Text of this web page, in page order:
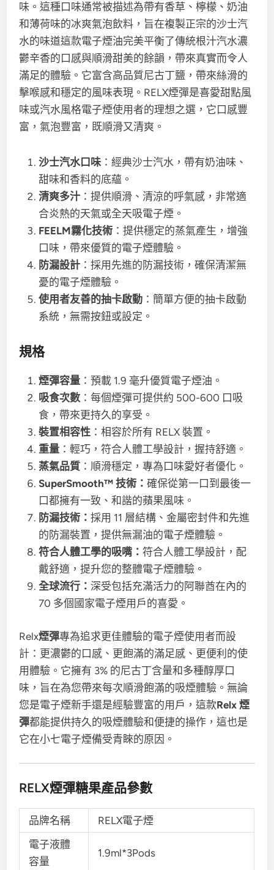
味。這種口味通常被描述為帶有香草、檸檬、奶油
和薄荷味的冰爽氣泡飲料，旨在複製正宗的沙士汽
水的味道這款電子煙油完美平衡了傳統根汁汽水濃
鬱辛香的口感與順滑甜美的餘韻，帶來真實而令人
滿足的體驗。它富含高品質尼古丁鹽，帶來絲滑的
擊喉感和穩定的風味表現。RELX煙彈是喜愛甜點風
味或汽水風格電子煙使用者的理想之選，它口感豐
富，氣泡豐富，既順滑又清爽。
沙士汽水口味 ：經典沙士汽水，帶有奶油味、
甜味和香料的底蘊。
清爽多汁 ：提供順滑、清涼的呼氣感，非常適
合炎熱的天氣或全天吸電子煙。
FEELM霧化技術 ：提供穩定的蒸氣產生，增強
口味，帶來優質的電子煙體驗。
防漏設計 ：採用先進的防漏技術，確保清潔無
憂的電子煙體驗。
使用者友善的抽卡啟動 ：簡單方便的抽卡啟動
系統，無需按鈕或設定。
規格
煙彈容量 ：預載 1.9 毫升優質電子煙油。
吸食次數 ：每個煙彈可提供約 500-600 口吸
食，帶來更持久的享受。
裝置相容性 ：相容於所有 RELX 裝置。
重量 ：輕巧，符合人體工學設計，握持舒適。
蒸氣品質 ：順滑穩定，專為口味愛好者優化。
SuperSmooth™ 技術：確保從第一口到最後一
口都擁有一致、和諧的蘋果風味。
防漏技術：採用 11 層結構、金屬密封件和先進
的防漏裝置，提供無漏油的電子煙體驗。
符合人體工學的吸嘴：符合人體工學設計，配
戴舒適，提升您的整體電子煙體驗。
全球流行： 深受包括充滿活力的阿聯酋在內的
70 多個國家電子煙用戶的喜愛。
Relx煙彈專為追求更佳體驗的電子煙使用者而設
計：更濃鬱的口感、更飽滿的滿足感、更便利的使
用體驗。它擁有 3% 的尼古丁含量和多種醇厚口
味，旨在為您帶來每次順滑飽滿的吸煙體驗。無論
您是電子煙新手還是經驗豐富的用戶，這款Relx 煙
彈都能提供持久的吸煙體驗和便捷的操作，這也是
它在小七電子煙備受青睞的原因。
RELX煙彈糖果產品參數
品牌名稱
RELX電子煙
電子液體
容量
1.9ml*3Pods